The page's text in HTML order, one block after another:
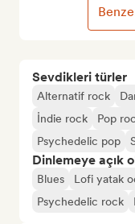
Sevdikleri türler
Alternatif rock
İndie rock
Pop
Psychedelic pop
Dinlemeye açık
Blues Lofi yatak
Psychedelic rock